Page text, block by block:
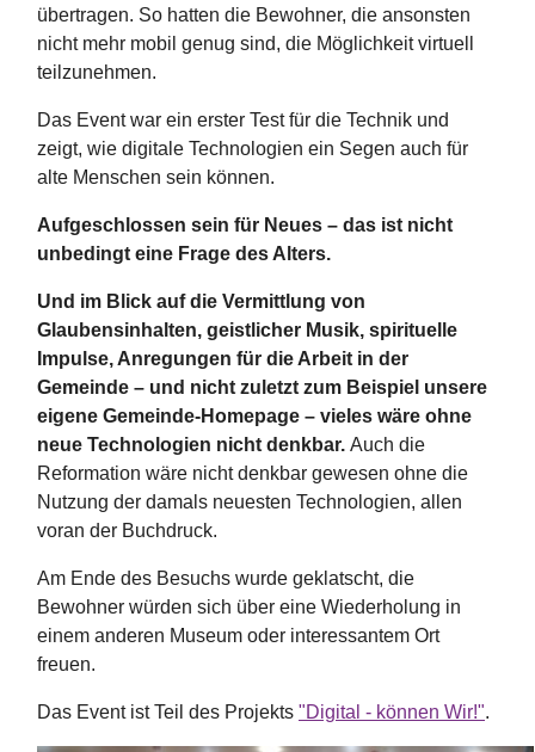
übertragen. So hatten die Bewohner, die ansonsten
nicht mehr mobil genug sind, die Möglichkeit virtuell
teilzunehmen.
Das Event war ein erster Test für die Technik und
zeigt, wie digitale Technologien ein Segen auch für
alte Menschen sein können.
Aufgeschlossen sein für Neues – das ist nicht
unbedingt eine Frage des Alters.
Und im Blick auf die Vermittlung von
Glaubensinhalten, geistlicher Musik, spirituelle
Impulse, Anregungen für die Arbeit in der
Gemeinde – und nicht zuletzt zum Beispiel unsere
eigene Gemeinde-Homepage – vieles wäre ohne
neue Technologien nicht denkbar. Auch die
Reformation wäre nicht denkbar gewesen ohne die
Nutzung der damals neuesten Technologien, allen
voran der Buchdruck.
Am Ende des Besuchs wurde geklatscht, die
Bewohner würden sich über eine Wiederholung in
einem anderen Museum oder interessantem Ort
freuen.
Das Event ist Teil des Projekts "Digital - können Wir!".